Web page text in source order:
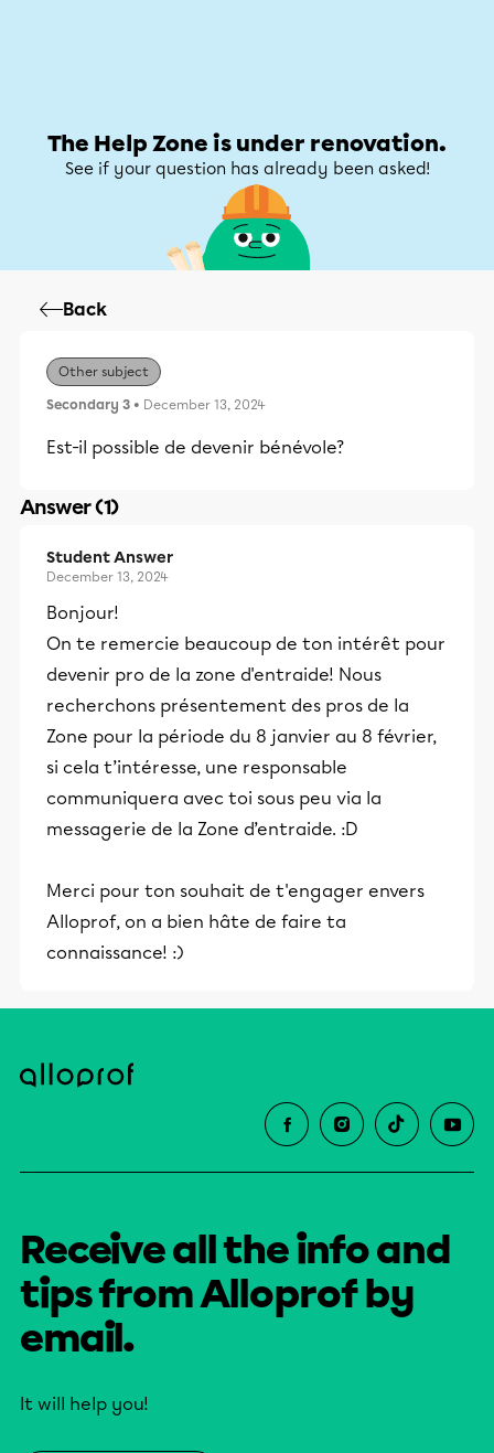
The Help Zone is under renovation.
See if your question has already been asked!
Back
Other subject
Secondary 3 • December 13, 2024
Est-il possible de devenir bénévole?
Answer (1)
Student Answer
December 13, 2024
Bonjour!
On te remercie beaucoup de ton intérêt pour
devenir pro de la zone d'entraide! Nous
recherchons présentement des pros de la
Zone pour la période du 8 janvier au 8 février,
si cela t’intéresse, une responsable
communiquera avec toi sous peu via la
messagerie de la Zone d’entraide. :D
Merci pour ton souhait de t'engager envers
Alloprof, on a bien hâte de faire ta
connaissance! :)
Receive all the info and
tips from Alloprof by
email.
It will help you!